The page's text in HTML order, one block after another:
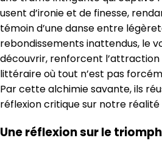
usent d’ironie et de finesse,
témoin d’une danse entre
rebondissements inattendus, le
découvrir, renforcent
littéraire où tout n’est pas
Par cette alchimie savante, ils
réflexion critique sur notre
Une réflexion sur le